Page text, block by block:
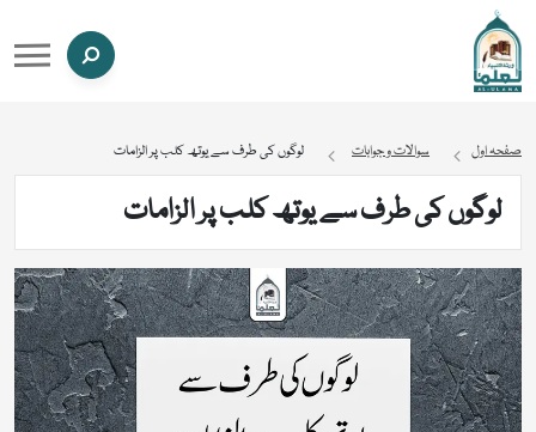
صفحہ اول سوالات و جوابات لوگوں کی طرف سے یوتھ کلب پر الزامات
لوگوں کی طرف سے یوتھ کلب پر الزامات